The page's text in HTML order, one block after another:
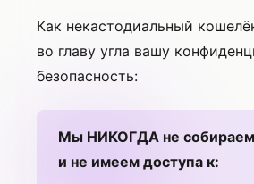
Как некастодиальный
во главу угла вашу
безопасность:
Мы НИКОГДА не
и не имеем доступа к: